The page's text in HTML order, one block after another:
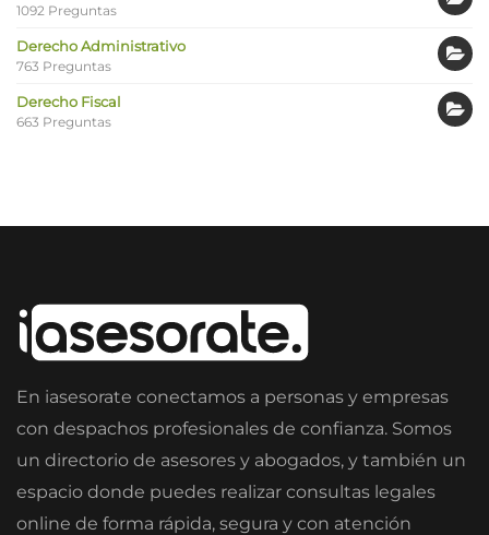
1092 Preguntas
Derecho Administrativo
763 Preguntas
Derecho Fiscal
663 Preguntas
En iasesorate conectamos a personas y empresas
con despachos profesionales de confianza. Somos
un directorio de asesores y abogados, y también un
espacio donde puedes realizar consultas legales
online de forma rápida, segura y con atención